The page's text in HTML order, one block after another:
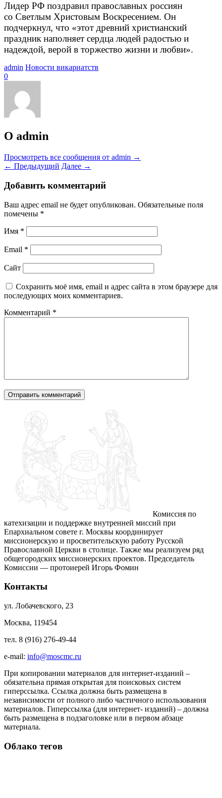
Лидер РФ поздравил православных россиян
со Светлым Христовым Воскресением. Он
подчеркнул, что «этот древний христианский
праздник наполняет сердца людей радостью и
надеждой, верой в торжество жизни и любви».
admin Новости викариатств
0
О admin
Просмотреть все сообщения от admin →
← Предыдущий Далее →
Добавить комментарий
Ваш адрес email не будет опубликован. Обязательные поля
помечены *
Имя *
Email *
Сайт
Сохранить моё имя, email и адрес сайта в этом браузере для
последующих моих комментариев.
Комментарий *
Комиссия по
катехизации и поддержке внутренней миссий при
Епархиальном совете г. Москвы координирует
миссионерскую и просветительскую работу Русской
Православной Церкви в столице. Также мы реализуем ряд
общегородских миссионерских проектов. Председатель
Комиссии — протоиерей Игорь Фомин
Контакты
ул. Лобачевского, 23
Москва, 119454
тел. 8 (916) 276-49-44
e-mail: info@moscmc.ru
При копировании материалов для интернет-изданий –
обязательна прямая открытая для поисковых систем
гиперссылка. Ссылка должна быть размещена в
независимости от полного либо частичного использования
материалов. Гиперссылка (для интернет- изданий) – должна
быть размещена в подзаголовке или в первом абзаце
материала.
Облако тегов